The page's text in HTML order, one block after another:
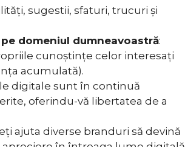
sugestii, sfaturi, trucuri și
domeniul dumneavoastră:
cunoștințe celor interesați
acumulată).
digitale sunt în continuă
oferindu-vă libertatea de a
ajuta diverse branduri să devină